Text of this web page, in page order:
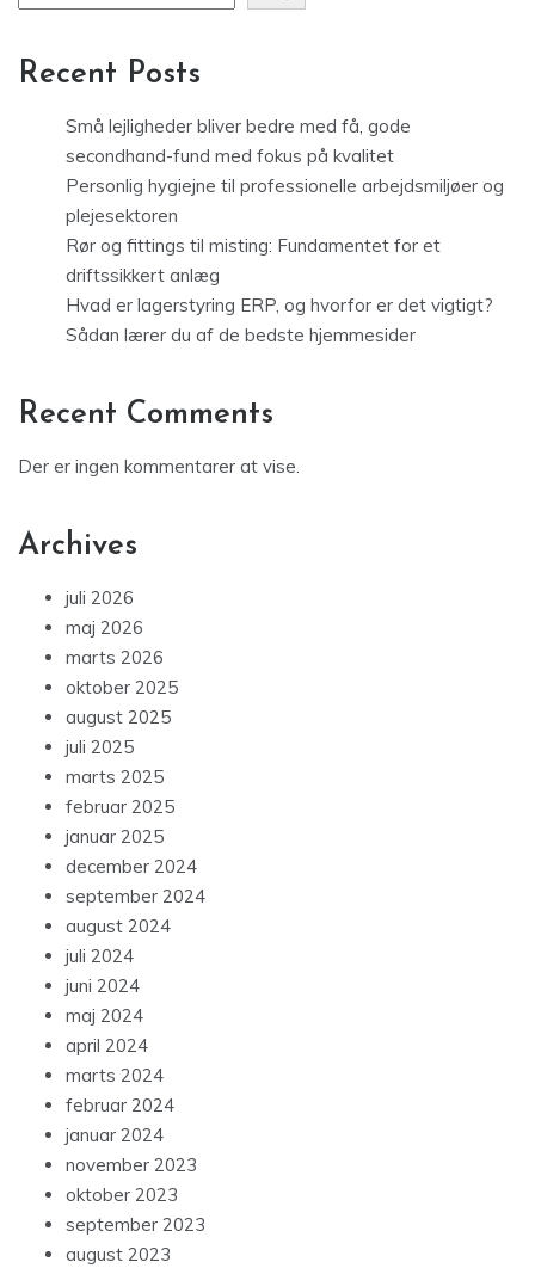
Recent Posts
Små lejligheder bliver bedre med få, gode
secondhand-fund med fokus på kvalitet
Personlig hygiejne til professionelle arbejdsmiljøer og
plejesektoren
Rør og fittings til misting: Fundamentet for et
driftssikkert anlæg
Hvad er lagerstyring ERP, og hvorfor er det vigtigt?
Sådan lærer du af de bedste hjemmesider
Recent Comments
Der er ingen kommentarer at vise.
Archives
juli 2026
maj 2026
marts 2026
oktober 2025
august 2025
juli 2025
marts 2025
februar 2025
januar 2025
december 2024
september 2024
august 2024
juli 2024
juni 2024
maj 2024
april 2024
marts 2024
februar 2024
januar 2024
november 2023
oktober 2023
september 2023
august 2023